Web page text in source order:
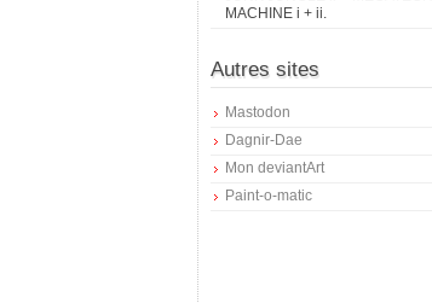
MACHINE i + ii.
Autres sites
Mastodon
Dagnir-Dae
Mon deviantArt
Paint-o-matic